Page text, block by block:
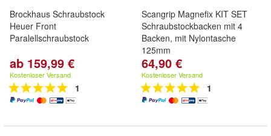
Brockhaus Schraubstock
Heuer Front
Paralellschraubstock
ab 159,99 €
Kostenloser Versand
1
Scangrip Magnefix KIT SET
Schraubstockbacken mit 4
Backen, mit Nylontasche
125mm
64,90 €
Kostenloser Versand
1